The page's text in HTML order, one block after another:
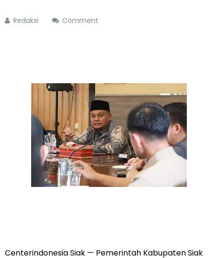
Redaksi Comment
Centerindonesia Siak — Pemerintah Kabupaten Siak